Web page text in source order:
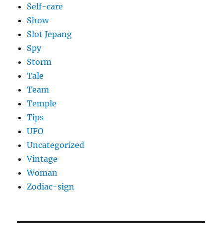
Self-care
Show
Slot Jepang
Spy
Storm
Tale
Team
Temple
Tips
UFO
Uncategorized
Vintage
Woman
Zodiac-sign